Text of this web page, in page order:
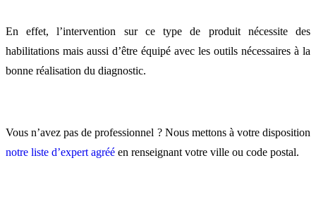
En effet, l’intervention sur ce type de produit nécessite des
habilitations mais aussi d’être équipé avec les outils nécessaires à la
bonne réalisation du diagnostic.
Vous n’avez pas de professionnel ? Nous mettons à votre disposition
notre liste d’expert agréé en renseignant votre ville ou code postal.